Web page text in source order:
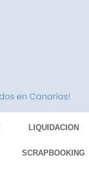
LIQUIDACION
SCRAPBOOKING